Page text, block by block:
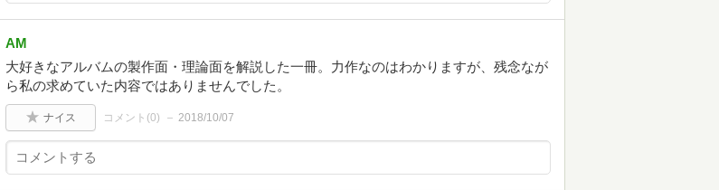
AM
大好きなアルバムの製作面・理論面を解説した一冊。力作なのはわかりますが、残念なが
ら私の求めていた内容ではありませんでした。
ナイス コメント(0) 2018/10/07